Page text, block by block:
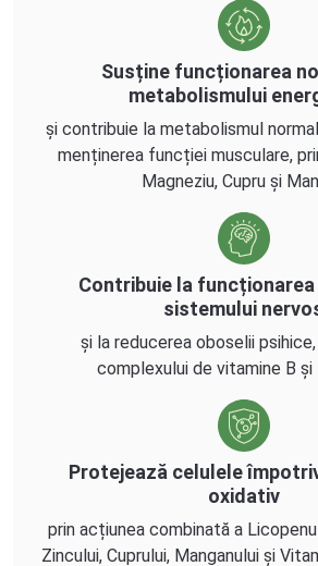
Susține funcționarea
metabolismului
și contribuie la metabolismul
menținerea funcției musculare,
Magneziu, Cupru și
Contribuie la funcționarea
sistemului
și la reducerea oboselii
complexului de vitamine B și
Protejează celulele
oxidativ
prin acțiunea combinată a
Zincului, Cuprului, Manganului și